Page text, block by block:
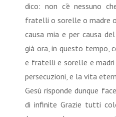
dico: non c’è nessuno
fratelli o sorelle o madre
causa mia e per causa
già ora, in questo tempo,
e fratelli e sorelle e madri
persecuzioni, e la vita
Gesù risponde dunque
di infinite Grazie tutti